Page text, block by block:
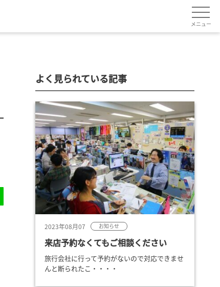
メニュー
よく見られている記事
2023年08月07 お知らせ
来店予約なくてもご相談ください
旅行会社に行って予約がないので対応できませ
んと断られたこ・・・・